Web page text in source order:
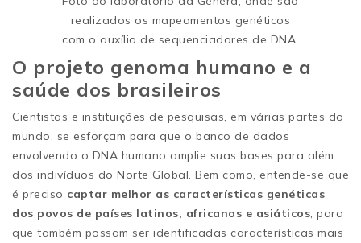
realizados os mapeamentos genéticos
com o auxílio de sequenciadores de DNA.
O projeto genoma humano e a
saúde dos brasileiros
Cientistas e instituições de pesquisas, em várias partes do
mundo, se esforçam para que o banco de dados
envolvendo o DNA humano amplie suas bases para além
dos indivíduos do Norte Global. Bem como, entende-se que
é preciso captar melhor as características genéticas
dos povos de países latinos, africanos e asiáticos, para
que também possam ser identificadas características mais